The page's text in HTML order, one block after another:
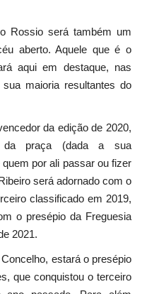
Rossio será também um
aberto. Aquele que é o
aqui em destaque, nas
maioria resultantes do
da edição de 2020,
da praça (dada a sua
por ali passar ou fizer
será adornado com o
classificado em 2019,
o presépio da Freguesia
2021.
estará o presépio
que conquistou o terceiro